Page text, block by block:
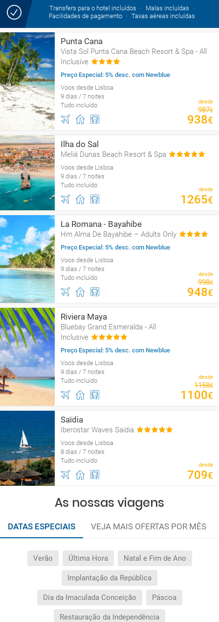
Transfers para o hotel incluídos
Malas incluídas
Facilidades de pagamento
Taxas aéreas incluídas
Punta Cana
Vista Sol Punta Cana Beach Resort & Spa - All
Inclusive
Preço Especial: 5% desc. com Newblue
Voos desde Lisboa
9 dias / 7 noites
Tudo incluído
desde
987€
938€
Ilha do Sal
Meliá Dunas Beach Resort & Spa
Voos desde Lisboa
9 dias / 7 noites
Tudo incluído
desde
1265€
La Romana - Bayahibe
Hm Alma De Bayahibe – Adults Only
Preço Especial: 5% desc. com Newblue
Voos desde Lisboa
9 dias / 7 noites
Tudo incluído
desde
998€
948€
Riviera Maya
Bluebay Grand Esmeralda - All
Inclusive
Preço Especial: 5% desc. com Newblue
Voos desde Lisboa
9 dias / 7 noites
Tudo incluído
desde
1158€
1100€
Saïdia
Iberostar Waves Saïdia
Voos desde Lisboa
8 dias / 7 noites
Tudo incluído
desde
709€
As nossas viagens
DATAS ESPECIAIS VEJA MAIS OFERTAS POR MÊS
Verão Última Hora Natal e Fim de Ano
Implantação da República
Dia da Imaculada Conceição Páscoa
Restauração da Independência